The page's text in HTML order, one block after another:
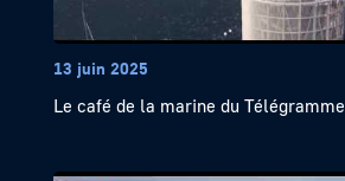
13 juin 2025
Le café de la marine du Télégramme